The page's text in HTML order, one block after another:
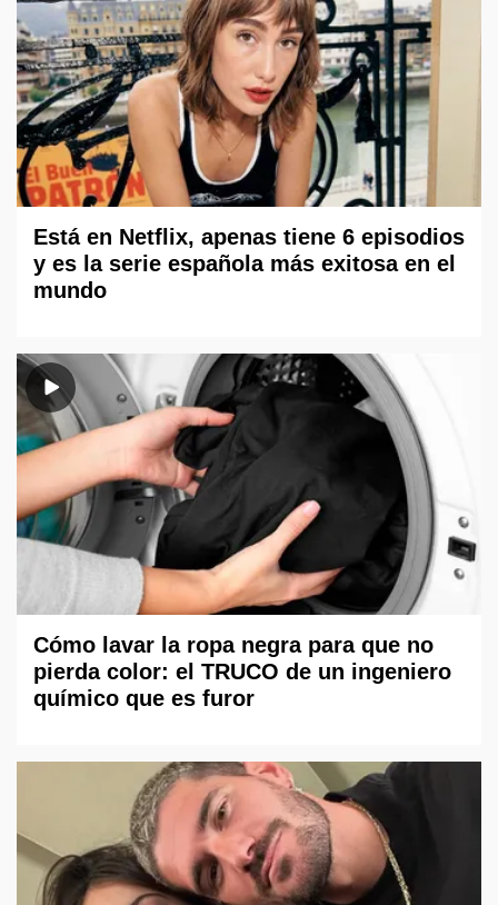
Está en Netflix, apenas tiene 6 episodios
y es la serie española más exitosa en el
mundo
Cómo lavar la ropa negra para que no
pierda color: el TRUCO de un ingeniero
químico que es furor